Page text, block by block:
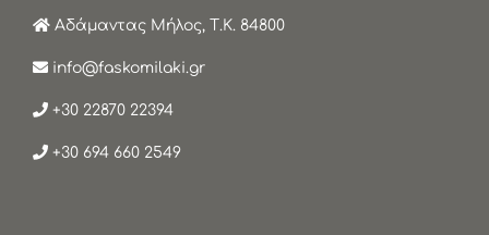
Αδάμαντας Μήλος, Τ.Κ. 84800
info@faskomilaki.gr
+30 22870 22394
+30 694 660 2549